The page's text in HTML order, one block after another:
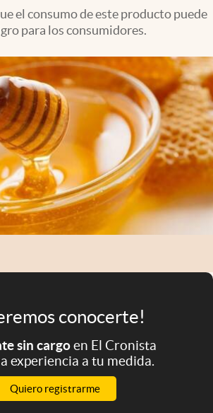
el consumo de este producto puede
para los consumidores.
conocerte!
sin cargoen El Cronista
experiencia a tu medida.
Quiero registrarme